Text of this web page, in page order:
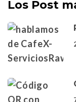
Los Post